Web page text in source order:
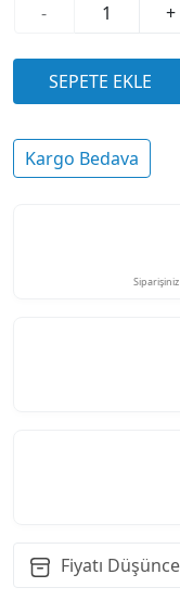
-
+
Kargo Bedava
Fiyatı